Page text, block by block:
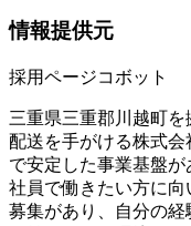
情報提供元
採用ページコボット
三重県三重郡川越町
配送を手がける株式
で安定した事業基盤
社員で働きたい方に向
募集があり、自分の